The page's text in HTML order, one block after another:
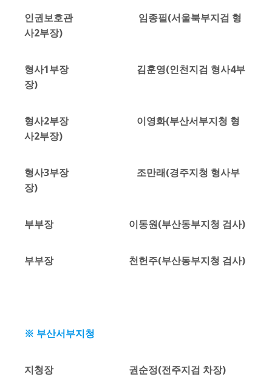
인권보호관 임종필(서울북부지검 형
사2부장)
형사1부장 김훈영(인천지검 형사4부
장)
형사2부장 이영화(부산서부지청 형
사2부장)
형사3부장 조만래(경주지청 형사부
장)
부부장 이동원(부산동부지청 검사)
부부장 천헌주(부산동부지청 검사)
※ 부산서부지청
지청장 권순정(전주지검 차장)